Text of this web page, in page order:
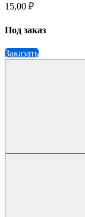
15,00 ₽
Под заказ
Заказать